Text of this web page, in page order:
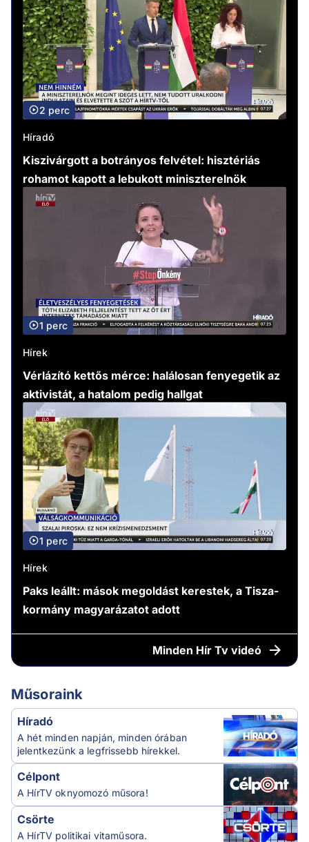
2 perc
Híradó
Kiszivárgott a botrányos felvétel: hisztériás
rohamot kapott a lebukott miniszterelnök
1 perc
Hírek
Vérlázító kettős mérce: halálosan fenyegetik az
aktivistát, a hatalom pedig hallgat
1 perc
Hírek
Paks leállt: mások megoldást kerestek, a Tisza-
kormány magyarázatot adott
Minden Hír Tv videó
Műsoraink
Híradó
A hét minden napján, minden órában
jelentkezünk a legfrissebb hírekkel.
Célpont
A HírTV oknyomozó műsora!
Csörte
A HírTV politikai vitaműsora.